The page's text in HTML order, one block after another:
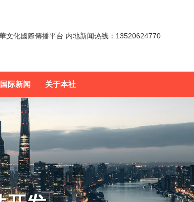
文化國際傳播平台 内地新闻热线：13520624770
国际新闻 关于本社